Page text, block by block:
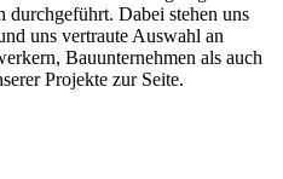
durchgeführt. Dabei stehen uns
uns vertraute Auswahl an
Bauunternehmen als auch
Projekte zur Seite.